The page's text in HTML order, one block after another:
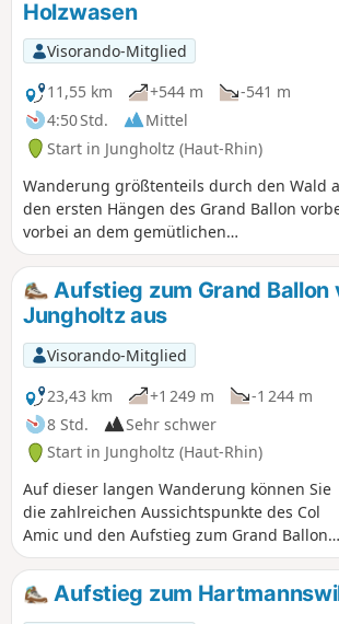
Holzwasen
Visorando-Mitglied
11,55 km
+544 m
-541 m
4:50 Std.
Mittel
Start in Jungholtz (Haut-Rhin)
Wanderung größtenteils durch den Wald
den ersten Hängen des Grand Ballon
vorbei an dem gemütlichen
Bergbauerngasthof Kohlschlag am Fuße
Col Amic. Der Rückweg nach Sainte-Anne
führt an der Schutzhütte Holzwasen.
Aufstieg zum Grand Ballon
Jungholtz aus
Visorando-Mitglied
23,43 km
+1 249 m
-1 244 m
8 Std.
Sehr schwer
Start in Jungholtz (Haut-Rhin)
Auf dieser langen Wanderung können Sie
die zahlreichen Aussichtspunkte des Col
Amic und den Aufstieg zum Grand Ballon
genießen. Außerdem können Sie sich in
verschiedenen Bergbauerngasthöfen
entlang der Strecke stärken. Ideal für
Aufstieg zum